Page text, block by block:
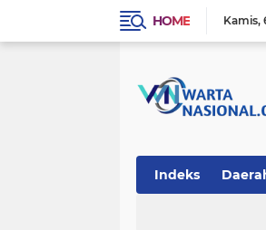
HOME Kamis
Indeks